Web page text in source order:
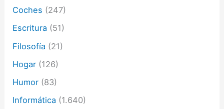
o
Coches (247)
Escritura (51)
Filosofía (21)
Hogar (126)
Humor (83)
Informática (1.640)